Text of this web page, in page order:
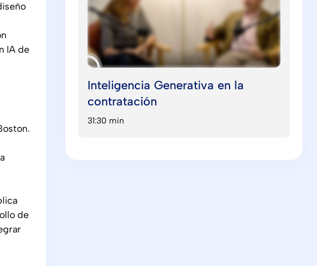
IA de
de
Inteligencia Generativa en la
contratación
31:30 min